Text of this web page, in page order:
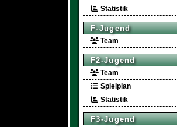
Statistik
F-Jugend
Team
F2-Jugend
Team
Spielplan
Statistik
F3-Jugend